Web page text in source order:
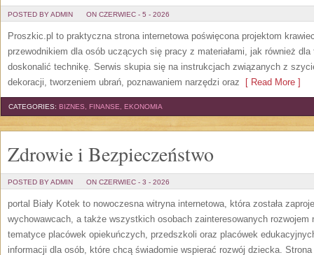
POSTED BY ADMIN ON CZERWIEC - 5 - 2026
Proszkic.pl to praktyczna strona internetowa poświęcona projektom
przewodnikiem dla osób uczących się pracy z materiałami, jak również
doskonalić technikę. Serwis skupia się na instrukcjach związanych z
dekoracji, tworzeniem ubrań, poznawaniem narzędzi oraz [ Read More ]
CATEGORIES: BIZNES, FINANSE, EKONOMIA
Zdrowie i Bezpieczeństwo
POSTED BY ADMIN ON CZERWIEC - 3 - 2026
portal Biały Kotek to nowoczesna witryna internetowa, która została
wychowawcach, a także wszystkich osobach zainteresowanych rozwojem
tematyce placówek opiekuńczych, przedszkoli oraz placówek
informacji dla osób, które chcą świadomie wspierać rozwój dziecka.